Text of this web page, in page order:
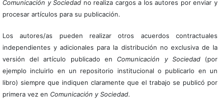
Comunicación y Sociedad no realiza cargos a los autores por enviar y
procesar artículos para su publicación.
Los autores/as pueden realizar otros acuerdos contractuales
independientes y adicionales para la distribución no exclusiva de la
versión del artículo publicado en Comunicación y Sociedad(por
ejemplo incluirlo en un repositorio institucional o publicarlo en un
libro) siempre que indiquen claramente que el trabajo se publicó por
primera vez en Comunicación y Sociedad.